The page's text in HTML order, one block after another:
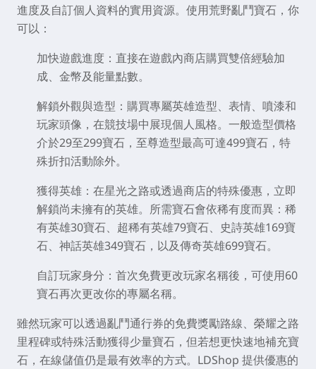
進度及自訂個人資料的實用資源。使用荒野亂鬥寶石，你
可以：
加快遊戲進度： 直接在遊戲內商店購買雙倍經驗加
成、金幣及能量點數。
解鎖外觀與造型： 購買專屬英雄造型、表情、噴漆和
玩家頭像，在競技場中展現個人風格。一般造型價格
介於29至299寶石，至尊造型最高可達499寶石，特
殊折扣活動除外。
獲得英雄： 在星光之路或透過商店的特殊優惠，立即
解鎖尚未擁有的英雄。所需寶石會依稀有度而異：稀
有英雄30寶石、超稀有英雄79寶石、史詩英雄169寶
石、神話英雄349寶石，以及傳奇英雄699寶石。
自訂玩家身分： 首次免費更改玩家名稱後，可使用60
寶石再次更改你的專屬名稱。
雖然玩家可以透過亂鬥通行券的免費獎勵路線、榮耀之路
里程碑或特殊活動獲得少量寶石，但若想更快速地補充寶
石，在線儲值仍是最有效率的方式。 LDShop 提供優惠的